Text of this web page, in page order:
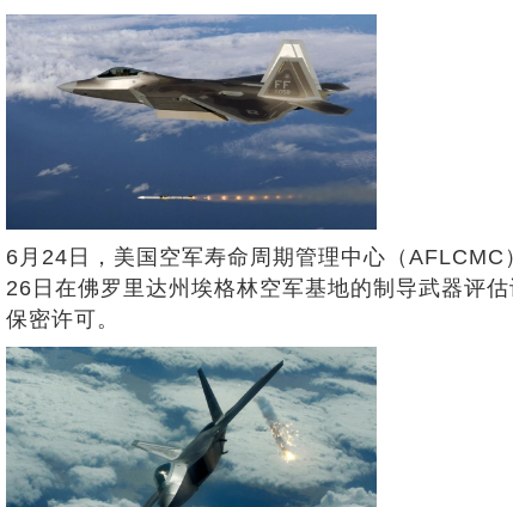
6月24日，美国空军寿命周期管理中心（
26日在佛罗里达州埃格林空军基地的制导武器评
保密许可。